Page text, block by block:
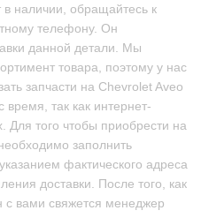
в наличии, обращайтесь к
телефону. Он
данной детали. Мы
товара, поэтому у нас
запчасти на Chevrolet Aveo
так как интернет-
Для того чтобы приобрести на
заполнить
фактического адреса
доставки. После того, как
с вами свяжется менеджер